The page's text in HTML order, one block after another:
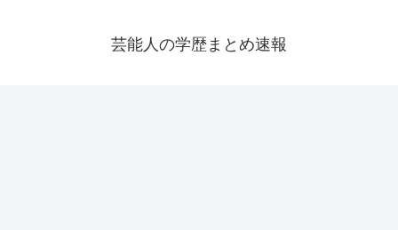
芸能人の学歴まとめ速報